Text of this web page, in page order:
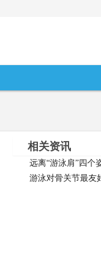
相关资讯
远离“游泳肩”四个
游泳对骨关节最友